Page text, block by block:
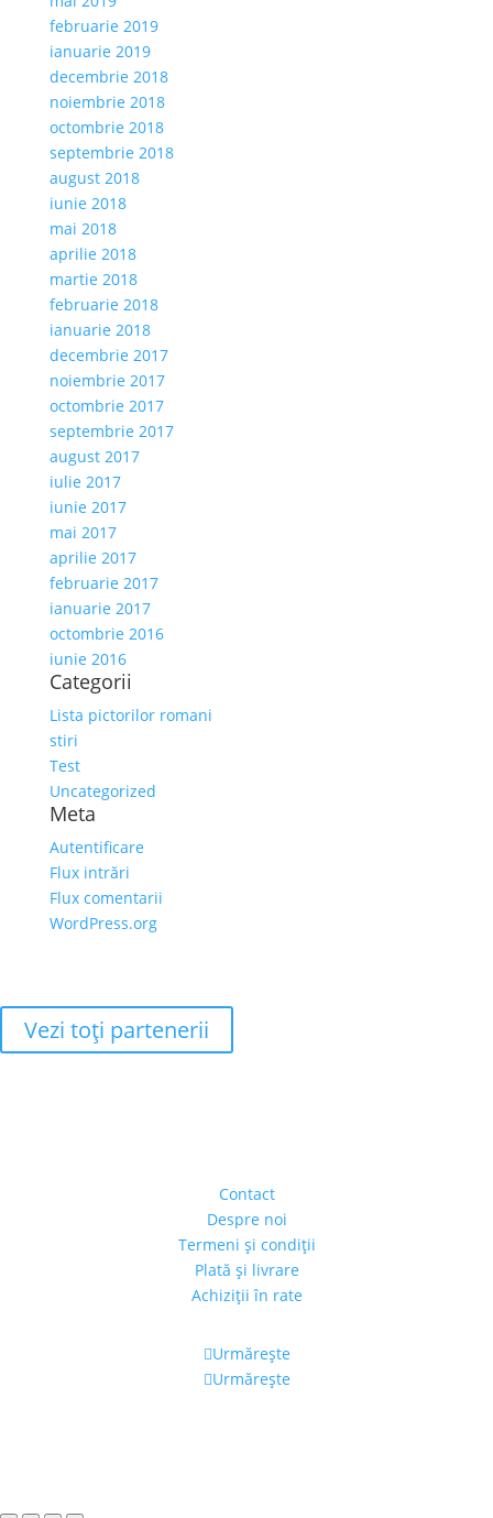
februarie 2019
ianuarie 2019
decembrie 2018
noiembrie 2018
octombrie 2018
septembrie 2018
august 2018
iunie 2018
mai 2018
aprilie 2018
martie 2018
februarie 2018
ianuarie 2018
decembrie 2017
noiembrie 2017
octombrie 2017
septembrie 2017
august 2017
iulie 2017
iunie 2017
mai 2017
aprilie 2017
februarie 2017
ianuarie 2017
octombrie 2016
iunie 2016
Categorii
Lista pictorilor romani
stiri
Test
Uncategorized
Meta
Autentificare
Flux intrări
Flux comentarii
WordPress.org
Vezi toţi partenerii
Contact
Despre noi
Termeni şi condiţii
Plată şi livrare
Achiziţii în rate
Urmărește
Urmărește